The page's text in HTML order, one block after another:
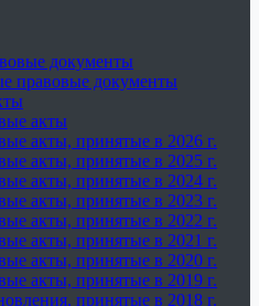
документы
правовые документы
акты
акты, принятые в 2026 г.
акты, принятые в 2025 г.
акты, принятые в 2024 г.
акты, принятые в 2023 г.
акты, принятые в 2022 г.
акты, принятые в 2021 г.
акты, принятые в 2020 г.
акты, принятые в 2019 г.
принятые в 2018 г.